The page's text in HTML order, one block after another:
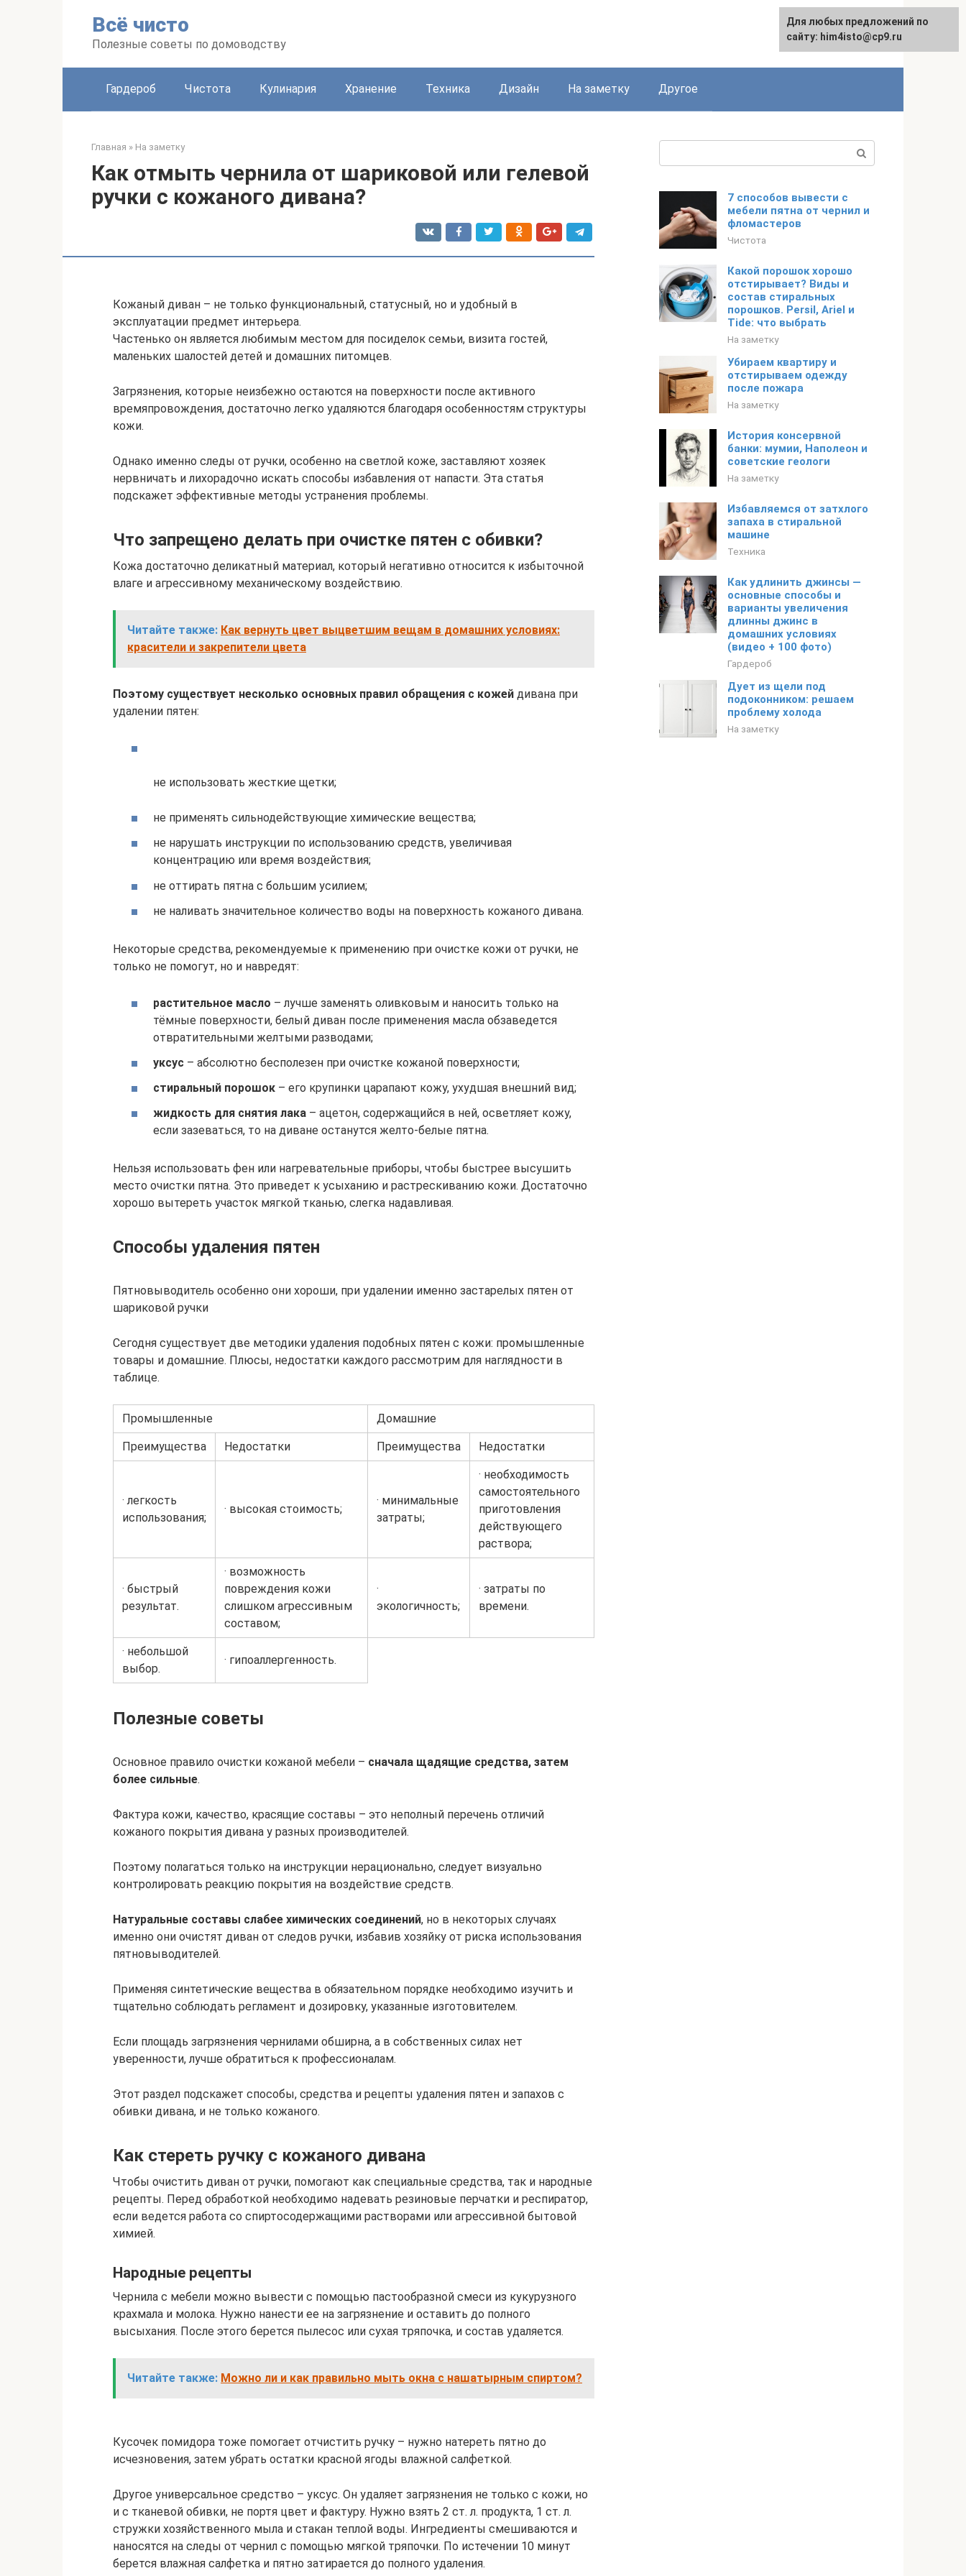
Всё чисто
Полезные советы по домоводству
Гардероб Чистота Кулинария Хранение Техника Дизайн На заметку Другое
Главная » На заметку
Как отмыть чернила от шариковой или гелевой
ручки с кожаного дивана?
Кожаный диван – не только функциональный, статусный, но и удобный в
эксплуатации предмет интерьера.
Частенько он является любимым местом для посиделок семьи, визита гостей,
маленьких шалостей детей и домашних питомцев.
Загрязнения, которые неизбежно остаются на поверхности после активного
времяпровождения, достаточно легко удаляются благодаря особенностям структуры
кожи.
Однако именно следы от ручки, особенно на светлой коже, заставляют хозяек
нервничать и лихорадочно искать способы избавления от напасти. Эта статья
подскажет эффективные методы устранения проблемы.
Что запрещено делать при очистке пятен с обивки?
Кожа достаточно деликатный материал, который негативно относится к избыточной
влаге и агрессивному механическому воздействию.
Читайте также: Как вернуть цвет выцветшим вещам в домашних условиях:
красители и закрепители цвета
Поэтому существует несколько основных правил обращения с кожей дивана при
удалении пятен:
не использовать жесткие щетки;
не применять сильнодействующие химические вещества;
не нарушать инструкции по использованию средств, увеличивая
концентрацию или время воздействия;
не оттирать пятна с большим усилием;
не наливать значительное количество воды на поверхность кожаного дивана.
Некоторые средства, рекомендуемые к применению при очистке кожи от ручки, не
только не помогут, но и навредят:
растительное масло – лучше заменять оливковым и наносить только на
тёмные поверхности, белый диван после применения масла обзаведется
отвратительными желтыми разводами;
уксус – абсолютно бесполезен при очистке кожаной поверхности;
стиральный порошок – его крупинки царапают кожу, ухудшая внешний вид;
жидкость для снятия лака – ацетон, содержащийся в ней, осветляет кожу,
если зазеваться, то на диване останутся желто-белые пятна.
Нельзя использовать фен или нагревательные приборы, чтобы быстрее высушить
место очистки пятна. Это приведет к усыханию и растрескиванию кожи. Достаточно
хорошо вытереть участок мягкой тканью, слегка надавливая.
Способы удаления пятен
Пятновыводитель особенно они хороши, при удалении именно застарелых пятен от
шариковой ручки
Сегодня существует две методики удаления подобных пятен с кожи: промышленные
товары и домашние. Плюсы, недостатки каждого рассмотрим для наглядности в
таблице.
Промышленные Домашние
Преимущества Недостатки Преимущества Недостатки
· легкость
использования;
· высокая стоимость;
· минимальные
затраты;
· необходимость
самостоятельного
приготовления
действующего
раствора;
· быстрый
результат.
· возможность
повреждения кожи
слишком агрессивным
составом;
·
экологичность;
· затраты по
времени.
· небольшой
выбор.
· гипоаллергенность.
Полезные советы
Основное правило очистки кожаной мебели – сначала щадящие средства, затем
более сильные.
Фактура кожи, качество, красящие составы – это неполный перечень отличий
кожаного покрытия дивана у разных производителей.
Поэтому полагаться только на инструкции нерационально, следует визуально
контролировать реакцию покрытия на воздействие средств.
Натуральные составы слабее химических соединений, но в некоторых случаях
именно они очистят диван от следов ручки, избавив хозяйку от риска использования
пятновыводителей.
Применяя синтетические вещества в обязательном порядке необходимо изучить и
тщательно соблюдать регламент и дозировку, указанные изготовителем.
Если площадь загрязнения чернилами обширна, а в собственных силах нет
уверенности, лучше обратиться к профессионалам.
Этот раздел подскажет способы, средства и рецепты удаления пятен и запахов с
обивки дивана, и не только кожаного.
Как стереть ручку с кожаного дивана
Чтобы очистить диван от ручки, помогают как специальные средства, так и народные
рецепты. Перед обработкой необходимо надевать резиновые перчатки и респиратор,
если ведется работа со спиртосодержащими растворами или агрессивной бытовой
химией.
Народные рецепты
Чернила с мебели можно вывести с помощью пастообразной смеси из кукурузного
крахмала и молока. Нужно нанести ее на загрязнение и оставить до полного
высыхания. После этого берется пылесос или сухая тряпочка, и состав удаляется.
Читайте также: Можно ли и как правильно мыть окна с нашатырным спиртом?
Кусочек помидора тоже помогает отчистить ручку – нужно натереть пятно до
исчезновения, затем убрать остатки красной ягоды влажной салфеткой.
Другое универсальное средство – уксус. Он удаляет загрязнения не только с кожи, но
и с тканевой обивки, не портя цвет и фактуру. Нужно взять 2 ст. л. продукта, 1 ст. л.
стружки хозяйственного мыла и стакан теплой воды. Ингредиенты смешиваются и
наносятся на следы от чернил с помощью мягкой тряпочки. По истечении 10 минут
берется влажная салфетка и пятно затирается до полного удаления.
7 способов вывести с
мебели пятна от чернил и
фломастеров
Чистота
Какой порошок хорошо
отстирывает? Виды и
состав стиральных
порошков. Persil, Ariel и
Tide: что выбрать
На заметку
Убираем квартиру и
отстирываем одежду
после пожара
На заметку
История консервной
банки: мумии, Наполеон и
советские геологи
На заметку
Избавляемся от затхлого
запаха в стиральной
машине
Техника
Как удлинить джинсы —
основные способы и
варианты увеличения
длинны джинс в
домашних условиях
(видео + 100 фото)
Гардероб
Дует из щели под
подоконником: решаем
проблему холода
На заметку
Для любых предложений по
сайту: him4isto@cp9.ru